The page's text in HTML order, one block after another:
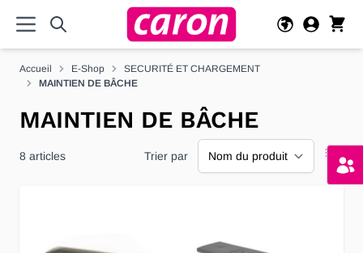
Accueil E-Shop
SECURITÉ ET CHARGEMENT
MAINTIEN DE BÂCHE
MAINTIEN DE BÂCHE
8 articles Trier par